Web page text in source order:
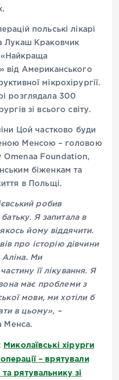
польські лікарі
Лукаш Краковчик
від Американського
мікрохірургії.
розглядала 300
зі всього світу.
Цой частково буди
Менсою – головою
Omenaa Foundation,
біженкам та
в Польщі.
робив
Я запитала в
йому віддячити.
про історію дівчини
Аліна. Ми
її лікування. Я
має проблеми з
мови, ми хотіли б
в цьому», –
Менса.
Миколаївські хірурги
– врятували
рятувальнику зі